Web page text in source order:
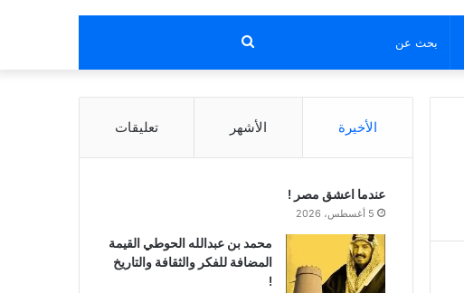
بحث
عن
الأخيرة الأشهر تعليقات
عندما اعشق مصر !
5 أغسطس، 2026
محمد بن عبدالله الحوطي القيمة
المضافة للفكر والثقافة والتاريخ
!